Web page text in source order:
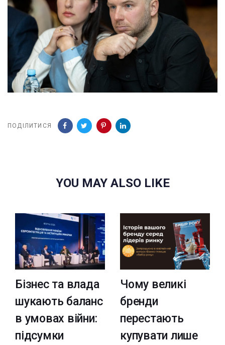
ПОДІЛИТИСЯ
YOU MAY ALSO LIKE
Бізнес та влада
шукають баланс
в умовах війни:
підсумки
Чому великі
бренди
перестають
купувати лише